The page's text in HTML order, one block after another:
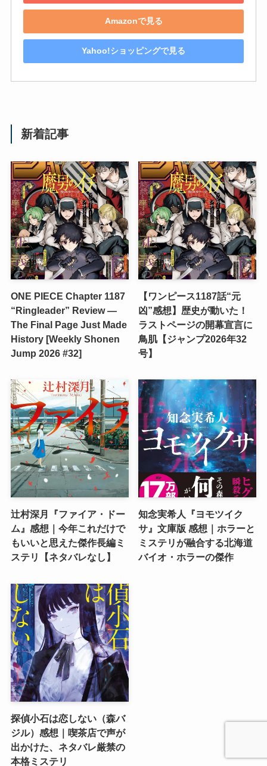
Amazonで見る
Yahoo!ショッピングで見る
新着記事
ONE PIECE Chapter 1187
“Ringleader” Review —
The Final Page Just Made
History [Weekly Shonen
Jump 2026 #32]
【ワンピース1187話“元
凶”感想】歴史が動いた！
ラストページの開幕宣言に
鳥肌【ジャンプ2026年32
号】
辻村深月『ファイア・ドー
ム』感想｜今年これだけで
もいいと思えた傑作長編ミ
ステリ【ネタバレなし】
知念実希人『ヨモツイク
サ』文庫版 感想｜ホラーと
ミステリが融合する北海道
バイオ・ホラーの傑作
探偵小石は恋しない（森バ
ジル）感想｜喫茶店で声が
出かけた、ネタバレ厳禁の
本格ミステリ